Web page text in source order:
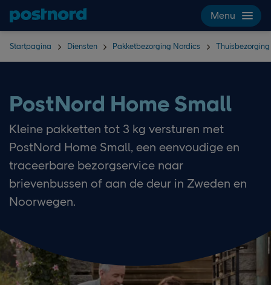
Hoppa över navigering och sök
Menu
Startpagina Diensten Pakketbezorging Nordics Thuisbezorging
PostNord Home Small
Kleine pakketten tot 3 kg versturen met
PostNord Home Small, een eenvoudige en
traceerbare bezorgservice naar
brievenbussen of aan de deur in Zweden en
Noorwegen.